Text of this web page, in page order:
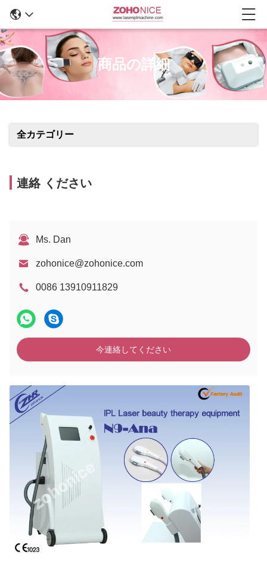
商品の詳細
全カテゴリー
連絡 ください
Ms. Dan
zohonice@zohonice.com
0086 13910911829
今連絡してください